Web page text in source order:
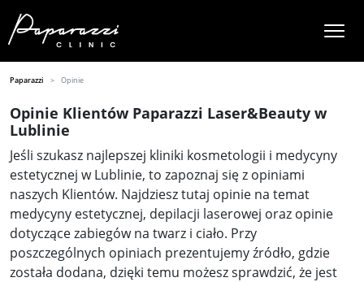
Paparazzi Opinie
Opinie Klientów Paparazzi Laser&Beauty w
Lublinie
Jeśli szukasz najlepszej kliniki kosmetologii i medycyny
estetycznej w Lublinie, to zapoznaj się z opiniami
naszych Klientów. Najdziesz tutaj opinie na temat
medycyny estetycznej, depilacji laserowej oraz opinie
dotyczące zabiegów na twarz i ciało. Przy
poszczególnych opiniach prezentujemy źródło, gdzie
została dodana, dzięki temu możesz sprawdzić, że jest